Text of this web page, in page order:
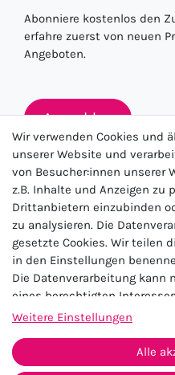
Abonniere kostenlos den
erfahre zuerst von neuen
Angeboten.
Anmelden
4.5 /
Impressum
Wir verwenden Cookies und
unserer Website und
von Besucher:innen unserer
z.B. Inhalte und Anzeigen zu
Drittanbietern einzubinden
zu analysieren. Die
gesetzte Cookies. Wir teilen
in den Einstellungen
Die Datenverarbeitung kann
eines berechtigten
kann erteilt oder abgelehnt
Zeitpunkt zu ändern oder zu
Impressumund weitere
Weitere Einstellungen
Alle